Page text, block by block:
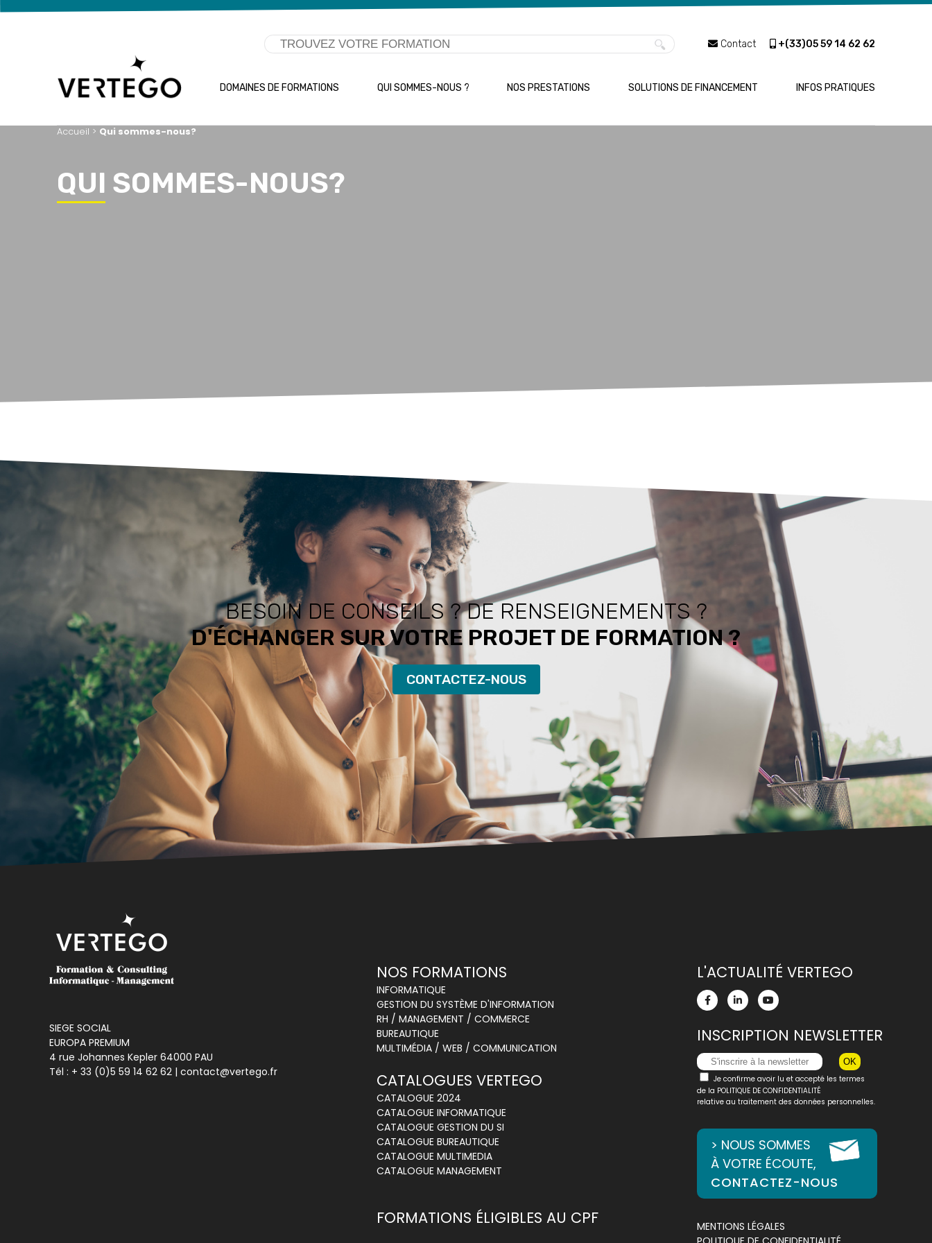
Contact +(33)05 59 14 62 62
DOMAINES DE FORMATIONS QUI SOMMES-NOUS ? NOS PRESTATIONS SOLUTIONS DE FINANCEMENT INFOS PRATIQUES
Accueil > Qui sommes-nous?
QUI SOMMES-NOUS?
BESOIN DE CONSEILS ? DE RENSEIGNEMENTS ?
D'ÉCHANGER SUR VOTRE PROJET DE FORMATION ?
CONTACTEZ-NOUS
SIEGE SOCIAL
EUROPA PREMIUM
4 rue Johannes Kepler 64000 PAU
Tél : + 33 (0)5 59 14 62 62 | contact@vertego.fr
NOS FORMATIONS
INFORMATIQUE
GESTION DU SYSTÈME D'INFORMATION
RH / MANAGEMENT / COMMERCE
BUREAUTIQUE
MULTIMÉDIA / WEB / COMMUNICATION
CATALOGUES VERTEGO
CATALOGUE 2024
CATALOGUE INFORMATIQUE
CATALOGUE GESTION DU SI
CATALOGUE BUREAUTIQUE
CATALOGUE MULTIMEDIA
CATALOGUE MANAGEMENT
FORMATIONS ÉLIGIBLES AU CPF
L'ACTUALITÉ VERTEGO
INSCRIPTION NEWSLETTER
Je confirme avoir lu et accepté les termes
de la POLITIQUE DE CONFIDENTIALITÉ
relative au traitement des données personnelles.
> NOUS SOMMES
À VOTRE ÉCOUTE,
CONTACTEZ-NOUS
MENTIONS LÉGALES